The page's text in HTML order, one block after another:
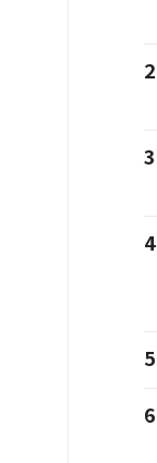
2
3
4
5
6